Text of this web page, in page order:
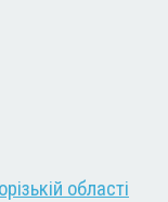
області